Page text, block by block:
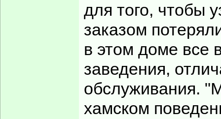
для того, чтобы
заказом
в этом доме все
заведения,
обслуживания.
хамском